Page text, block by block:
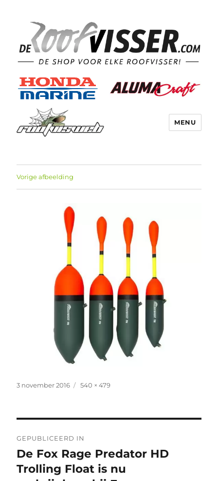
MENU
Vorige afbeelding
Geplaatst
3 november 2016
Volledige
540 × 479
navigatie
GEPUBLICEERD IN
De Fox Rage Predator HD
Trolling Float is nu